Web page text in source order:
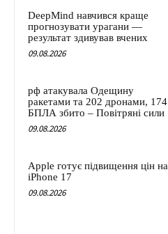
DeepMind навчився краще
прогнозувати урагани —
результат здивував вчених
09.08.2026
рф атакувала Одещину
ракетами та 202 дронами, 174
БПЛА збито – Повітряні сили
09.08.2026
Apple готує підвищення цін на
iPhone 17
09.08.2026